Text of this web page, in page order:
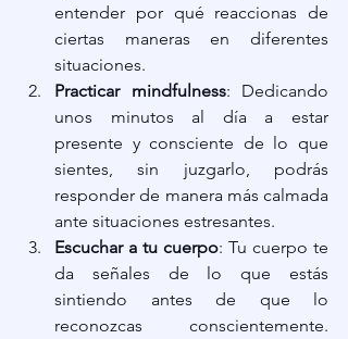
entender por qué reaccionas de
ciertas maneras en diferentes
situaciones.
Practicar mindfulness: Dedicando
unos minutos al día a estar
presente y consciente de lo que
sientes, sin juzgarlo, podrás
responder de manera más calmada
ante situaciones estresantes.
Escuchar a tu cuerpo: Tu cuerpo te
da señales de lo que estás
sintiendo antes de que lo
reconozcas conscientemente.